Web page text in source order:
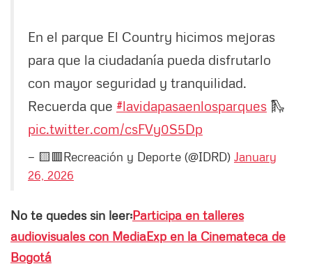
En el parque El Country hicimos mejoras
para que la ciudadanía pueda disfrutarlo
con mayor seguridad y tranquilidad.
Recuerda que #lavidapasaenlosparques 🛝
pic.twitter.com/csFVy0S5Dp
— 🟨🟥Recreación y Deporte (@IDRD) January
26, 2026
No te quedes sin leer:Participa en talleres
audiovisuales con MediaExp en la Cinemateca de
Bogotá